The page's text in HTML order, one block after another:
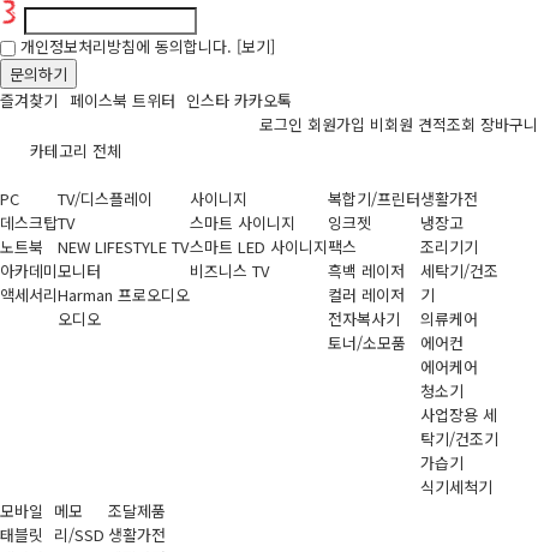
개인정보처리방침에 동의합니다. [보기]
문의하기
즐겨찾기 페이스북 트위터 인스타 카카오톡
로그인 회원가입 비회원 견적조회 장바구니
카테고리 전체
PC
데스크탑
노트북
아카데미
액세서리
TV/디스플레이
TV
NEW LIFESTYLE TV
모니터
Harman 프로오디오
오디오
사이니지
스마트 사이니지
스마트 LED 사이니지
비즈니스 TV
복합기/프린터
잉크젯
팩스
흑백 레이저
컬러 레이저
전자복사기
토너/소모품
생활가전
냉장고
조리기기
세탁기/건조
기
의류케어
에어컨
에어케어
청소기
사업장용 세
탁기/건조기
가습기
식기세척기
모바일
태블릿
메모
리/SSD
조달제품
생활가전